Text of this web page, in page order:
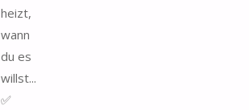
heizt,
wann
du es
willst...
✅